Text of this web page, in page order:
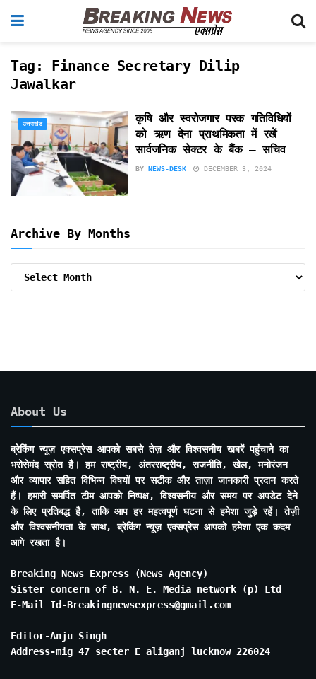
Tag: Finance Secretary Dilip
Jawalkar
उत्तराखंड
कृषि और स्वरोजगार परक गतिविधियों
को ऋण देना प्राथमिकता में रखें
सार्वजनिक सेक्टर के बैंक – सचिव
BY NEWS-DESK DECEMBER 3, 2024
Archive By Months
About Us
ब्रेकिंग न्यूज़ एक्सप्रेस आपको सबसे तेज़ और विश्वसनीय खबरें पहुंचाने का
भरोसेमंद स्रोत है। हम राष्ट्रीय, अंतरराष्ट्रीय, राजनीति, खेल, मनोरंजन
और व्यापार सहित विभिन्न विषयों पर सटीक और ताज़ा जानकारी प्रदान करते
हैं। हमारी समर्पित टीम आपको निष्पक्ष, विश्वसनीय और समय पर अपडेट देने
के लिए प्रतिबद्ध है, ताकि आप हर महत्वपूर्ण घटना से हमेशा जुड़े रहें। तेज़ी
और विश्वसनीयता के साथ, ब्रेकिंग न्यूज़ एक्सप्रेस आपको हमेशा एक कदम
आगे रखता है।
Breaking News Express (News Agency)
Sister concern of B. N. E. Media network (p) Ltd
E-Mail Id-Breakingnewsexpress@gmail.com
Editor-Anju Singh
Address-mig 47 secter E aliganj lucknow 226024